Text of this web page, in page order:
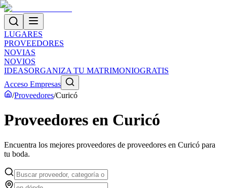
LUGARES
PROVEEDORES
NOVIAS
NOVIOS
IDEASORGANIZA TU MATRIMONIOGRATIS
Acceso Empresas
/Proveedores/Curicó
Proveedores en Curicó
Encuentra los mejores proveedores de proveedores en Curicó para
tu boda.